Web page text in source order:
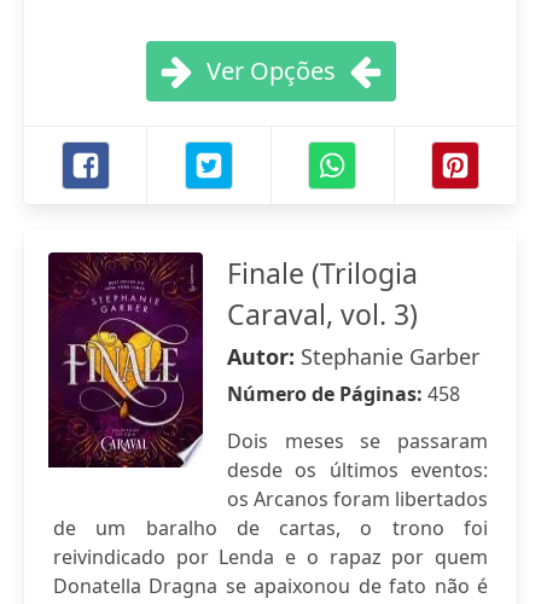
Ver Opções
Finale (Trilogia
Caraval, vol. 3)
Autor: Stephanie Garber
Número de Páginas: 458
Dois meses se passaram
desde os últimos eventos:
os Arcanos foram libertados
de um baralho de cartas, o trono foi
reivindicado por Lenda e o rapaz por quem
Donatella Dragna se apaixonou de fato não é